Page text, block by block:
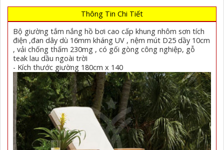
Thông Tin Chi Tiết
Bộ giường tắm nắng hồ bơi cao cấp khung nhôm sơn tích
điện ,đan dây dù 16mm kháng UV , nệm mút D25 dầy 10cm
, vải chống thấm 230mg , có gối gòng công nghiệp, gỗ
teak lau dầu ngoài trời
- Kích thước giường 180cm x 140